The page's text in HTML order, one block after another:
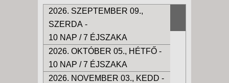
2026. SZEPTEMBER 09.,
SZERDA -
10 NAP / 7 ÉJSZAKA
2026. OKTÓBER 05., HÉTFŐ -
10 NAP / 7 ÉJSZAKA
2026. NOVEMBER 03., KEDD -